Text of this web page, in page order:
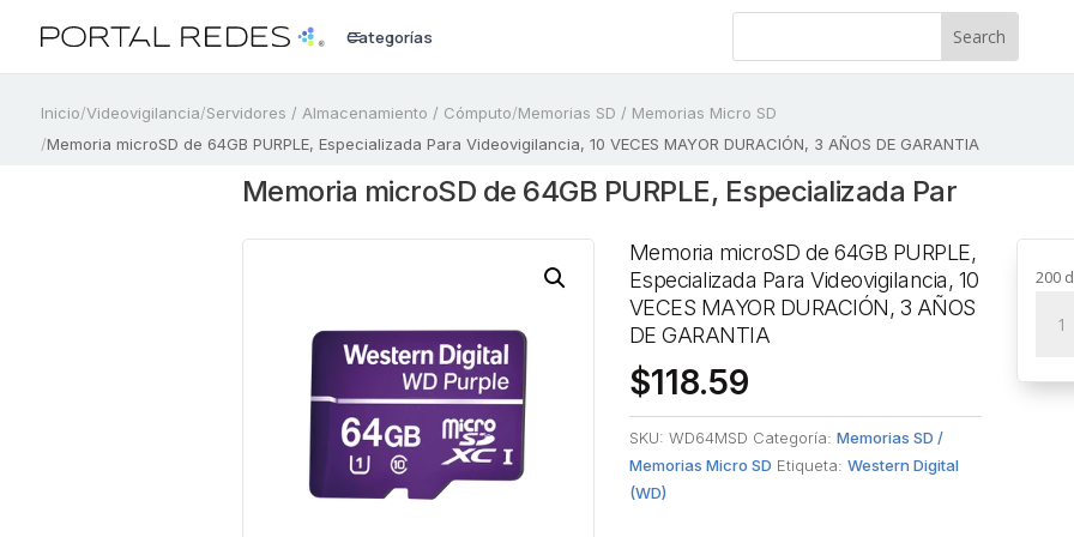
a
Categorías
Inicio/Videovigilancia/Servidores / Almacenamiento / Cómputo/Memorias SD / Memorias Micro SD
/Memoria microSD de 64GB PURPLE, Especializada Para Videovigilancia, 10 VECES MAYOR DURACIÓN, 3 AÑOS DE GARANTIA
Memoria microSD de 64GB PURPLE, Especializada Par
Memoria microSD de 64GB PURPLE,
Especializada Para Videovigilancia, 10
VECES MAYOR DURACIÓN, 3 AÑOS
DE GARANTIA
$118.59
SKU: WD64MSD Categoría: Memorias SD /
Memorias Micro SD Etiqueta: Western Digital
(WD)
200